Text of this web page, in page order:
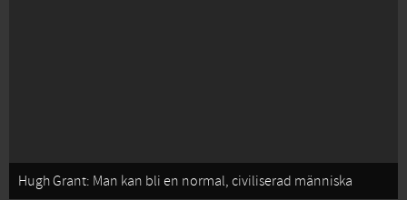
Hugh Grant: Man kan bli en normal, civiliserad människa